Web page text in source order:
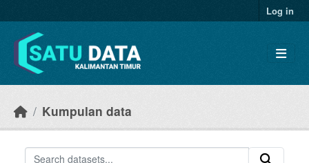
Log in
Kumpulan data